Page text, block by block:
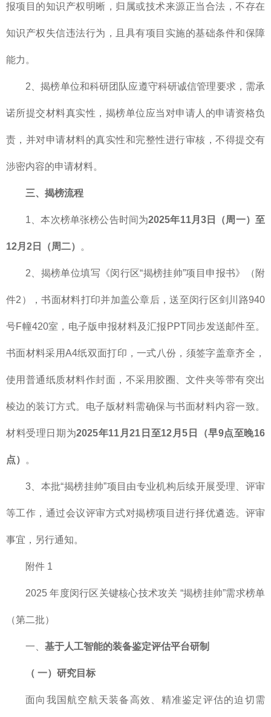
报项目的知识产权明晰，归属或技术来源正当合法，不存在
知识产权失信违法行为，且具有项目实施的基础条件和保障
能力。
2、揭榜单位和科研团队应遵守科研诚信管理要求，需承
诺所提交材料真实性，揭榜单位应当对申请人的申请资格负
责，并对申请材料的真实性和完整性进行审核，不得提交有
涉密内容的申请材料。
三、揭榜流程
1、本次榜单张榜公告时间为2025年11月3日（周一）至
12月2日（周二） 。
2、揭榜单位填写《闵行区“揭榜挂帅”项目申报书》（附
件2），书面材料打印并加盖公章后，送至闵行区剑川路940
号F幢420室，电子版申报材料及汇报PPT同步发送邮件至。
书面材料采用A4纸双面打印，一式八份，须签字盖章齐全，
使用普通纸质材料作封面，不采用胶圈、文件夹等带有突出
棱边的装订方式。电子版材料需确保与书面材料内容一致。
材料受理日期为2025年11月21日至12月5日（早9点至晚16
点） 。
3、本批“揭榜挂帅”项目由专业机构后续开展受理、评审
等工作，通过会议评审方式对揭榜项目进行择优遴选。评审
事宜，另行通知。
附件 1
2025 年度闵行区关键核心技术攻关 “揭榜挂帅”需求榜单
（第二批）
一、 基于人工智能的装备鉴定评估平台研制
（ 一）研究目标
面向我国航空航天装备高效、精准鉴定评估的迫切需